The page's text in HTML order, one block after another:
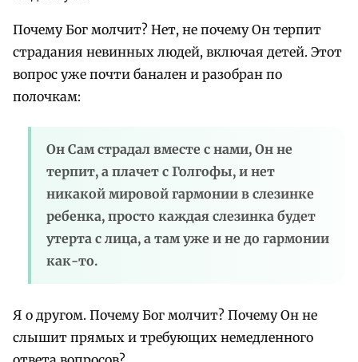
Почему Бог молчит? Нет, не почему Он терпит
страдания невинных людей, включая детей. Этот
вопрос уже почти банален и разобран по
полочкам:
Он Сам страдал вместе с нами, Он не
терпит, а плачет с Голгофы, и нет
никакой мировой гармонии в слезинке
ребенка, просто каждая слезинка будет
утерта с лица, а там уже и не до гармонии
как-то.
Я о другом. Почему Бог молчит? Почему Он не
слышит прямых и требующих немедленного